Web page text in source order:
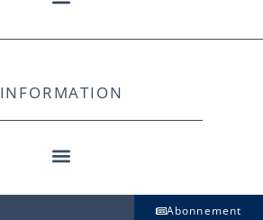
INFORMATION
Abonnement